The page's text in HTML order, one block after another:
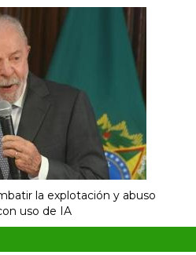
la explotación y abuso
uso de IA